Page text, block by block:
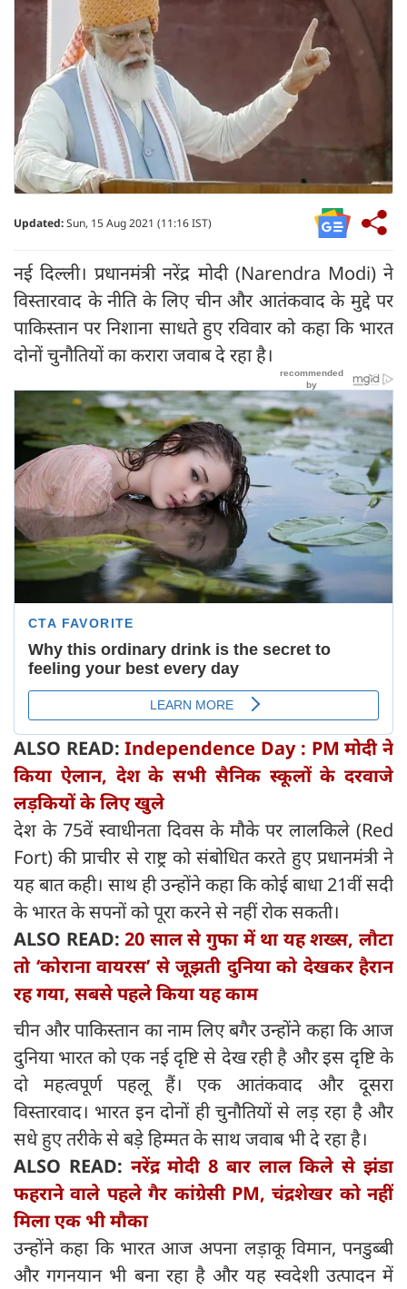
Updated:Sun, 15 Aug 2021 (11:16 IST)
नई दिल्ली। प्रधानमंत्री नरेंद्र मोदी (Narendra Modi) ने
विस्तारवाद के नीति के लिए चीन और आतंकवाद के मुद्दे पर
पाकिस्तान पर निशाना साधते हुए रविवार को कहा कि भारत
दोनों चुनौतियों का करारा जवाब दे रहा है।
ALSO READ:Independence Day : PM मोदी ने
किया ऐलान, देश के सभी सैनिक स्कूलों के दरवाजे
लड़कियों के लिए खुले
देश के 75वें स्वाधीनता दिवस के मौके पर लालकिले (Red
Fort) की प्राचीर से राष्ट्र को संबोधित करते हुए प्रधानमंत्री ने
यह बात कही। साथ ही उन्होंने कहा कि कोई बाधा 21वीं सदी
के भारत के सपनों को पूरा करने से नहीं रोक सकती।
ALSO READ:20 साल से गुफा में था यह शख्‍स, लौटा
तो ‘कोराना वायरस’ से जूझती दुनिया को देखकर हैरान
रह गया, सबसे पहले किया यह काम
चीन और पाकिस्तान का नाम लिए बगैर उन्होंने कहा कि आज
दुनिया भारत को एक नई दृष्टि से देख रही है और इस दृष्टि के
दो महत्वपूर्ण पहलू हैं। एक आतंकवाद और दूसरा
विस्तारवाद। भारत इन दोनों ही चुनौतियों से लड़ रहा है और
सधे हुए तरीके से बड़े हिम्मत के साथ जवाब भी दे रहा है।
ALSO READ: नरेंद्र मोदी 8 बार लाल किले से झंडा
फहराने वाले पहले गैर कांग्रेसी PM, चंद्रशेखर को नहीं
मिला एक भी मौका
उन्होंने कहा कि भारत आज अपना लड़ाकू विमान, पनडुब्बी
और गगनयान भी बना रहा है और यह स्वदेशी उत्पादन में